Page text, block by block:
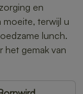
en
moeite, terwijl u
lunch.
het gemak van